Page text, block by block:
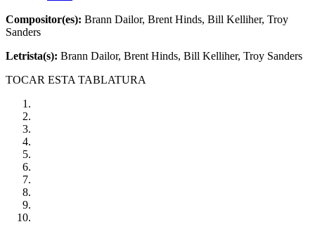
Compositor(es): Brann Dailor, Brent Hinds, Bill Kelliher, Troy
Sanders
Letrista(s): Brann Dailor, Brent Hinds, Bill Kelliher, Troy Sanders
TOCAR ESTA TABLATURA